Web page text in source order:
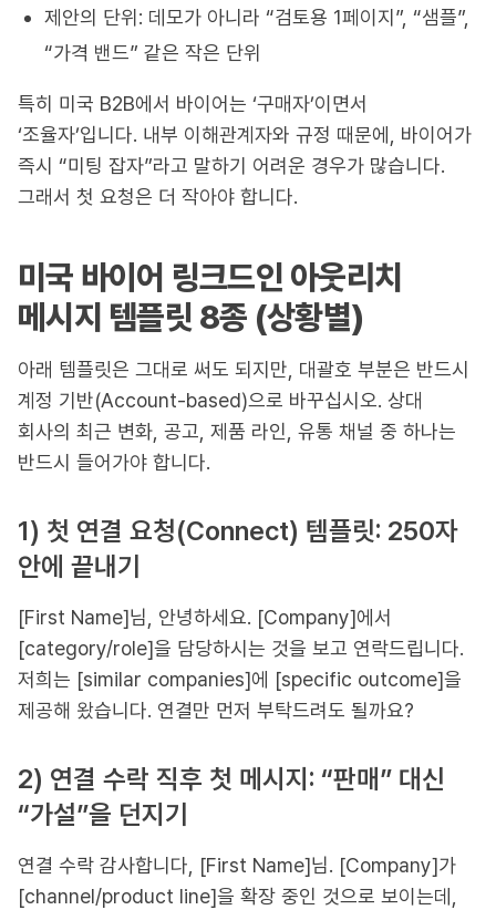
제안의 단위: 데모가 아니라 “검토용 1페이지”, “샘플”,
“가격 밴드” 같은 작은 단위
특히 미국 B2B에서 바이어는 ‘구매자’이면서
‘조율자’입니다. 내부 이해관계자와 규정 때문에, 바이어가
즉시 “미팅 잡자”라고 말하기 어려운 경우가 많습니다.
그래서 첫 요청은 더 작아야 합니다.
미국 바이어 링크드인 아웃리치
메시지 템플릿 8종 (상황별)
아래 템플릿은 그대로 써도 되지만, 대괄호 부분은 반드시
계정 기반(Account-based)으로 바꾸십시오. 상대
회사의 최근 변화, 공고, 제품 라인, 유통 채널 중 하나는
반드시 들어가야 합니다.
1) 첫 연결 요청(Connect) 템플릿: 250자
안에 끝내기
[First Name]님, 안녕하세요. [Company]에서
[category/role]을 담당하시는 것을 보고 연락드립니다.
저희는 [similar companies]에 [specific outcome]을
제공해 왔습니다. 연결만 먼저 부탁드려도 될까요?
2) 연결 수락 직후 첫 메시지: “판매” 대신
“가설”을 던지기
연결 수락 감사합니다, [First Name]님. [Company]가
[channel/product line]을 확장 중인 것으로 보이는데,